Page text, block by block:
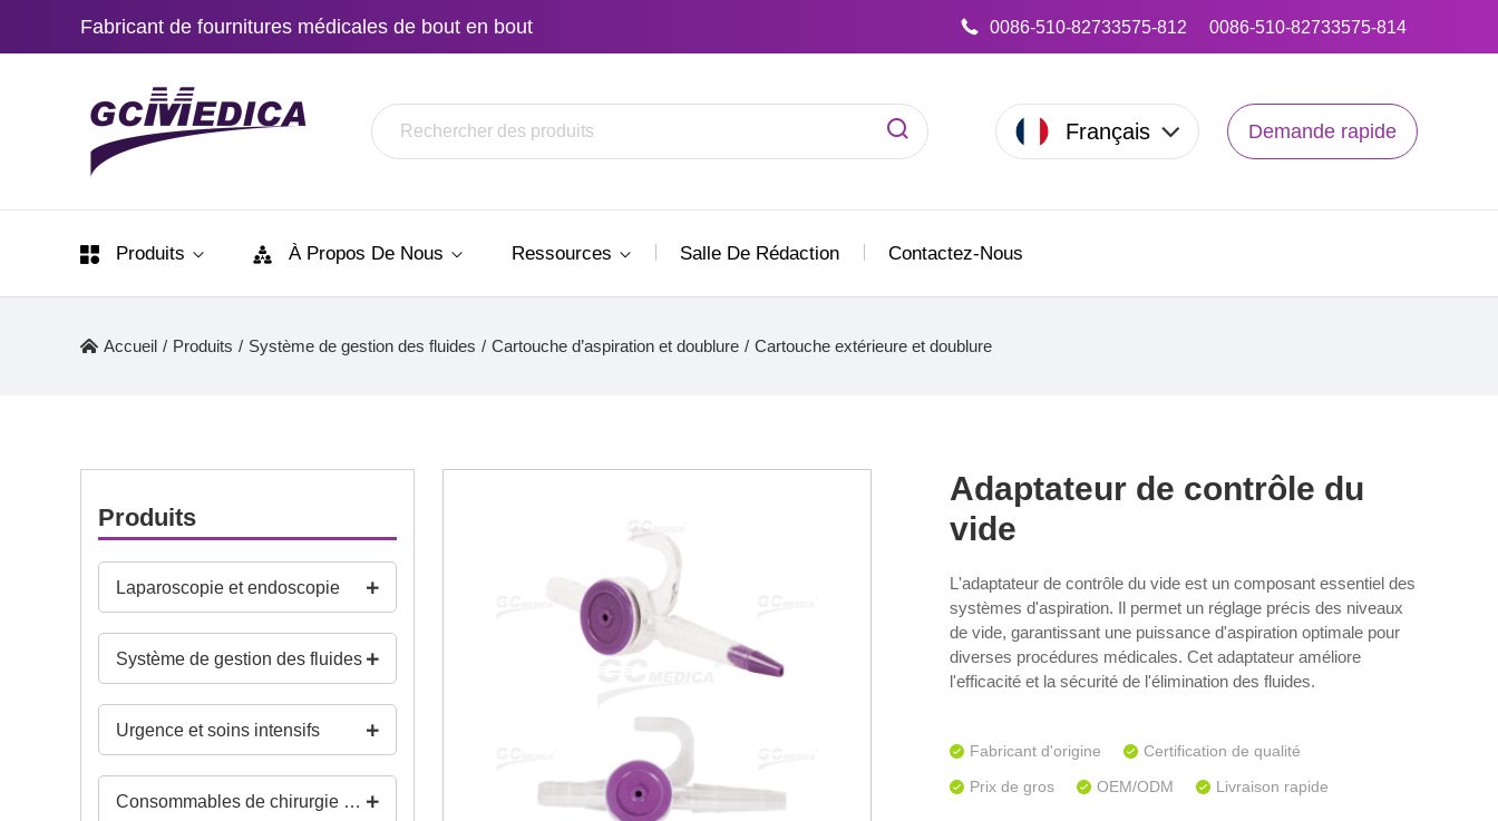
Fabricant de fournitures médicales de bout en bout 0086-510-82733575-812 0086-510-82733575-814
Français Demande rapide
Produits À Propos De Nous Ressources Salle De Rédaction Contactez-Nous
Accueil / Produits / Système de gestion des fluides / Cartouche d’aspiration et doublure / Cartouche extérieure et doublure
Produits
Laparoscopie et endoscopie
Système de gestion des fluides
Urgence et soins intensifs
Consommables de chirurgie générale et de salle d’opération
Adaptateur de contrôle du
vide
L'adaptateur de contrôle du vide est un composant essentiel des
systèmes d'aspiration. Il permet un réglage précis des niveaux
de vide, garantissant une puissance d'aspiration optimale pour
diverses procédures médicales. Cet adaptateur améliore
l'efficacité et la sécurité de l'élimination des fluides.
Fabricant d'origine
Certification de qualité
Prix de gros
OEM/ODM Livraison rapide